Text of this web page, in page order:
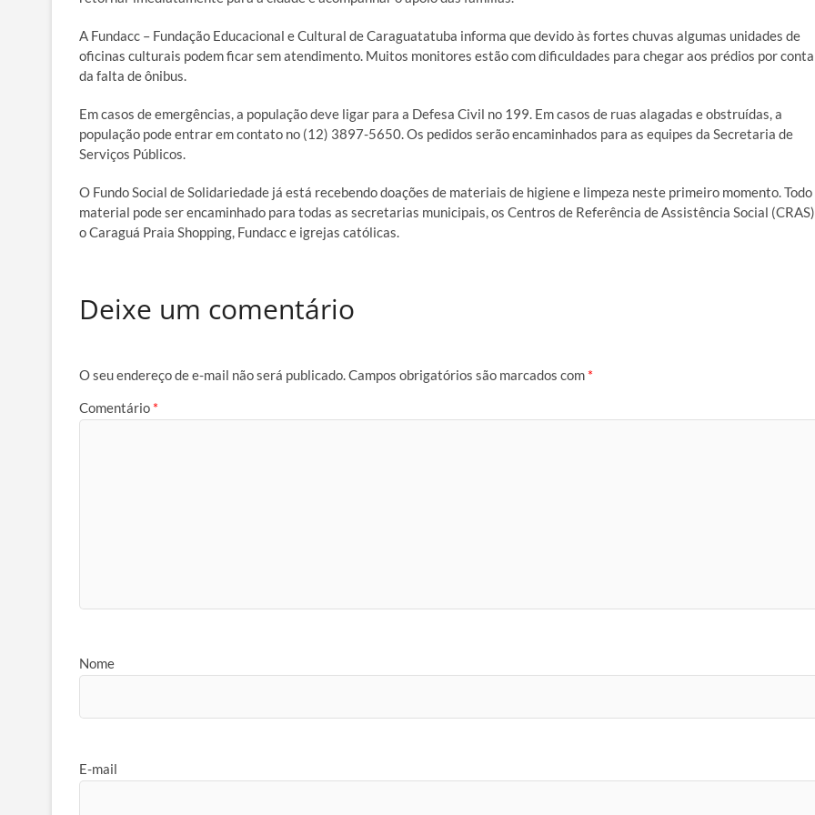
A Fundacc – Fundação Educacional e Cultural de Caraguatatuba informa que devido às fortes chuvas algumas unidades de
oficinas culturais podem ficar sem atendimento. Muitos monitores estão com dificuldades para chegar aos prédios por conta
da falta de ônibus.
Em casos de emergências, a população deve ligar para a Defesa Civil no 199. Em casos de ruas alagadas e obstruídas, a
população pode entrar em contato no (12) 3897-5650. Os pedidos serão encaminhados para as equipes da Secretaria de
Serviços Públicos.
O Fundo Social de Solidariedade já está recebendo doações de materiais de higiene e limpeza neste primeiro momento. Todo
material pode ser encaminhado para todas as secretarias municipais, os Centros de Referência de Assistência Social
o Caraguá Praia Shopping, Fundacc e igrejas católicas.
Deixe um comentário
O seu endereço de e-mail não será publicado.Campos obrigatórios são marcados com *
Comentário *
Nome
E-mail